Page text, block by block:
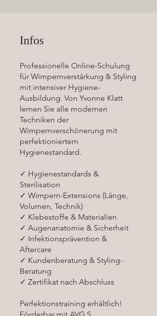
Infos
Professionelle Online-Schulung
für Wimpernverstärkung & Styling
mit intensiver Hygiene-
Ausbildung. Von Yvonne Klatt
lernen Sie alle modernen
Techniken der
Wimpernverschönerung mit
perfektioniertem
Hygienestandard.
✓ Hygienestandards &
Sterilisation
✓ Wimpern-Extensions (Länge,
Volumen, Technik)
✓ Klebestoffe & Materialien
✓ Augenanatomie & Sicherheit
✓ Infektionsprävention &
Aftercare
✓ Kundenberatung & Styling-
Beratung
✓ Zertifikat nach Abschluss
Perfektionstraining erhältlich!